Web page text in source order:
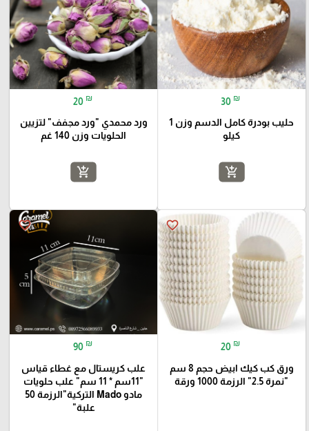
30 ₪
حليب بودرة كامل الدسم وزن 1
كيلو
add_shopping_cart
20 ₪
ورد محمدي "ورد مجفف" لتزيين
الحلويات وزن 140 غم
add_shopping_cart
favorite_border
20 ₪
ورق كب كيك ابيض حجم 8 سم
"نمرة 2.5" الرزمة 1000 ورقة
favorite_border
90 ₪
علب كريستال مع غطاء قياس
"11سم * 11 سم" علب حلويات
مادو Mado التركية"الرزمة 50
علبة"